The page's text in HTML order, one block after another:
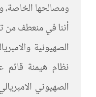
ومصالحها
أننا في منعطف من
الصهيونية
نظام هيمنة قائم
الصهيوني